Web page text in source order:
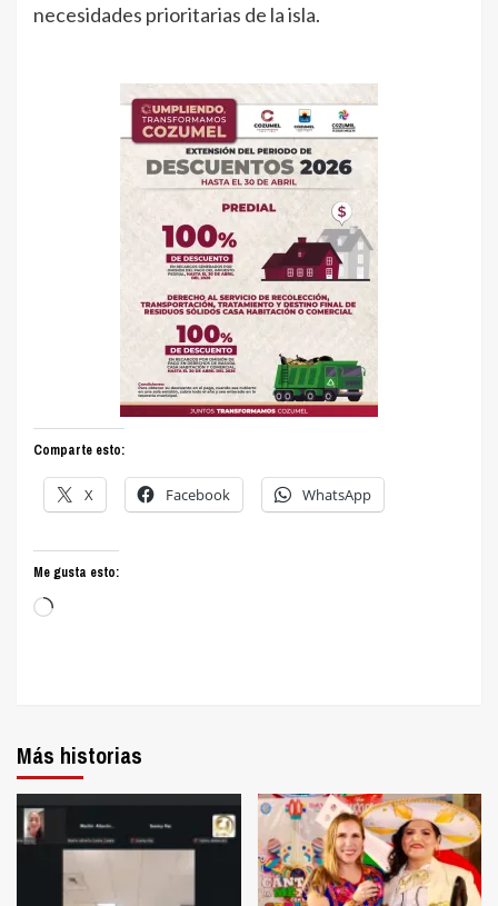
necesidades prioritarias de la isla.
Comparte esto:
X Facebook WhatsApp
Me gusta esto:
Cargando...
Más historias